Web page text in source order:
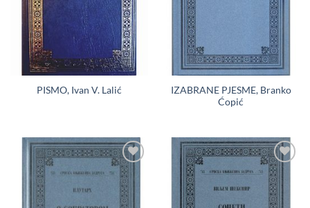
PISMO, Ivan V. Lalić
IZABRANE PJESME, Branko
Ćopić
Dodaj
u
Listu
želja
Dodaj
Listu
želja